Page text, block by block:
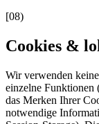
[08)
Cookies &
Wir verwenden
einzelne Funktionen
das Merken Ihrer
notwendige